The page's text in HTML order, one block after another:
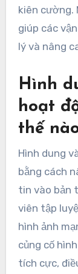
kiên cường.
giúp các
lý và nâng
Hình
hoạt
thế
Hình dung
bằng cách
tin vào bản
viên tập
hình ảnh
củng cố
tích cực,